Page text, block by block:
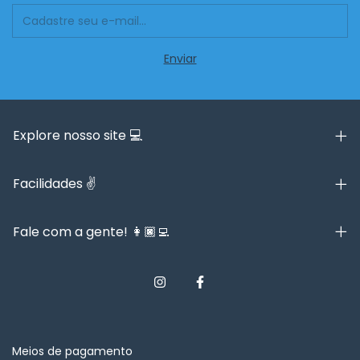
Explore nosso site 💻
Facilidades ✌️
Fale com a gente! 👩🏿‍💻
Meios de pagamento